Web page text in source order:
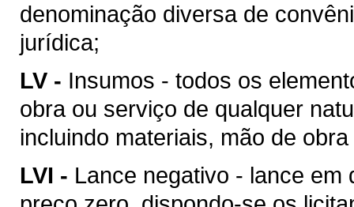
denominação diversa de
jurídica;
LV - Insumos - todos os
obra ou serviço de qualquer
incluindo materiais, mão de
LVI - Lance negativo - lance em